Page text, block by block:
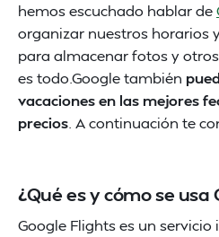
hemos escuchado hablar de
organizar nuestros horarios
para almacenar fotos y
es todo.Google también
vacaciones en las mejores
precios . A continuación te
¿Qué es y cómo se usa
Google Flights es un servicio